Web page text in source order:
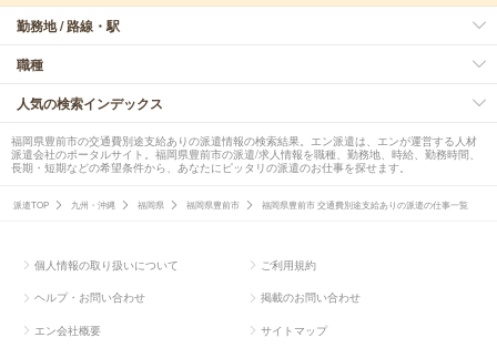
勤務地 / 路線・駅
職種
人気の検索インデックス
福岡県豊前市の交通費別途支給ありの派遣情報の検索結果。エン派遣は、エンが運営する人材
派遣会社のポータルサイト。福岡県豊前市の派遣/求人情報を職種、勤務地、時給、勤務時間、
長期・短期などの希望条件から、あなたにピッタリの派遣のお仕事を探せます。
派遣TOP 九州・沖縄 福岡県 福岡県豊前市 福岡県豊前市 交通費別途支給ありの派遣の仕事一覧
個人情報の取り扱いについて ご利用規約
ヘルプ・お問い合わせ 掲載のお問い合わせ
エン会社概要 サイトマップ